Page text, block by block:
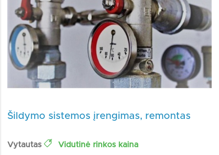
Šildymo sistemos įrengimas, remontas
Vytautas Vidutinė rinkos kaina